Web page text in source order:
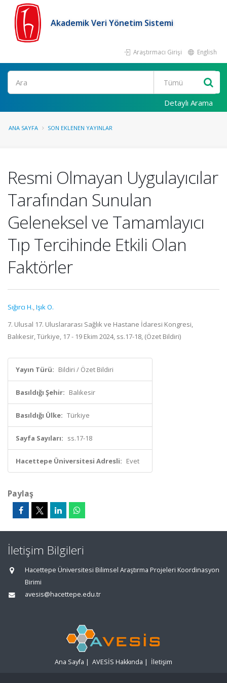
Akademik Veri Yönetim Sistemi
Araştırmacı Girişi English
Ara
Detaylı Arama
ANA SAYFA SON EKLENEN YAYINLAR
Resmi Olmayan Uygulayıcılar
Tarafından Sunulan
Geleneksel ve Tamamlayıcı
Tıp Tercihinde Etkili Olan
Faktörler
Sığırcı H.,Işık O.
7. Ulusal 17. Uluslararası Sağlık ve Hastane İdaresi Kongresi,
Balıkesir, Türkiye, 17 - 19 Ekim 2024, ss.17-18, (Özet Bildiri)
Yayın Türü: Bildiri / Özet Bildiri
Basıldığı Şehir: Balıkesir
Basıldığı Ülke: Türkiye
Sayfa Sayıları: ss.17-18
Hacettepe Üniversitesi Adresli: Evet
Paylaş
İletişim Bilgileri
Hacettepe Üniversitesi Bilimsel Araştırma Projeleri Koordinasyon
Birimi
avesis@hacettepe.edu.tr
Ana Sayfa | AVESİS Hakkında | İletişim